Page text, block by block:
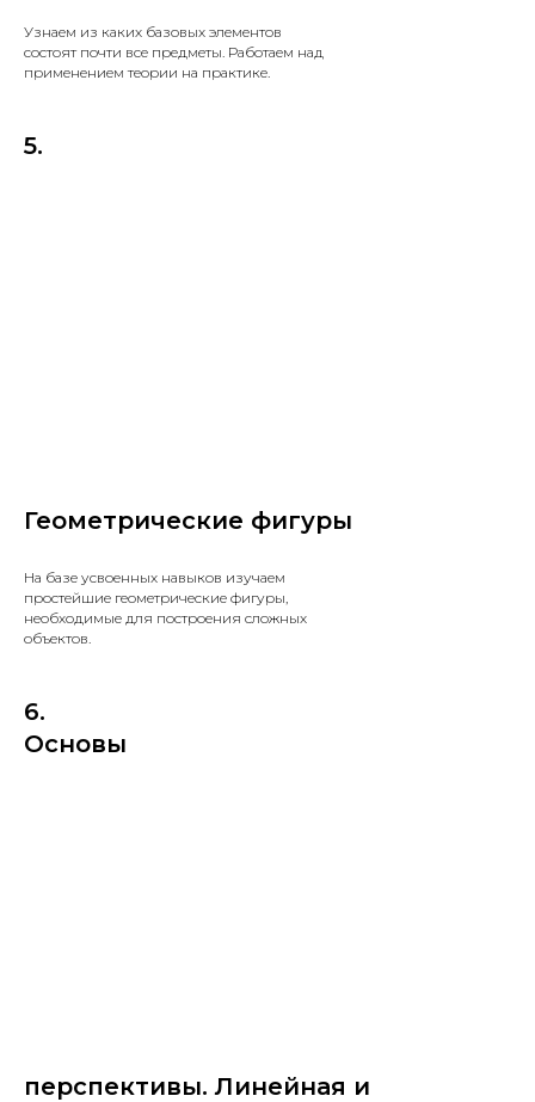
Узнаем из каких базовых элементов
состоят почти все предметы. Работаем над
применением теории на практике.
5.
Геометрические фигуры
На базе усвоенных навыков изучаем
простейшие геометрические фигуры,
необходимые для построения сложных
объектов.
6.
Основы
перспективы. Линейная и